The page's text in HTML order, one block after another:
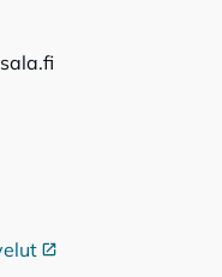
Ulkoinen linkki